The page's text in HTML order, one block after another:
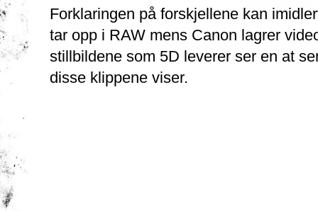
Forklaringen på forskjellene kan
tar opp i RAW mens Canon lagrer
stillbildene som 5D leverer ser en at
disse klippene viser.